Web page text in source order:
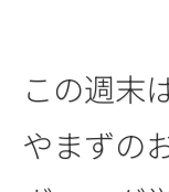
この週末
やまずの